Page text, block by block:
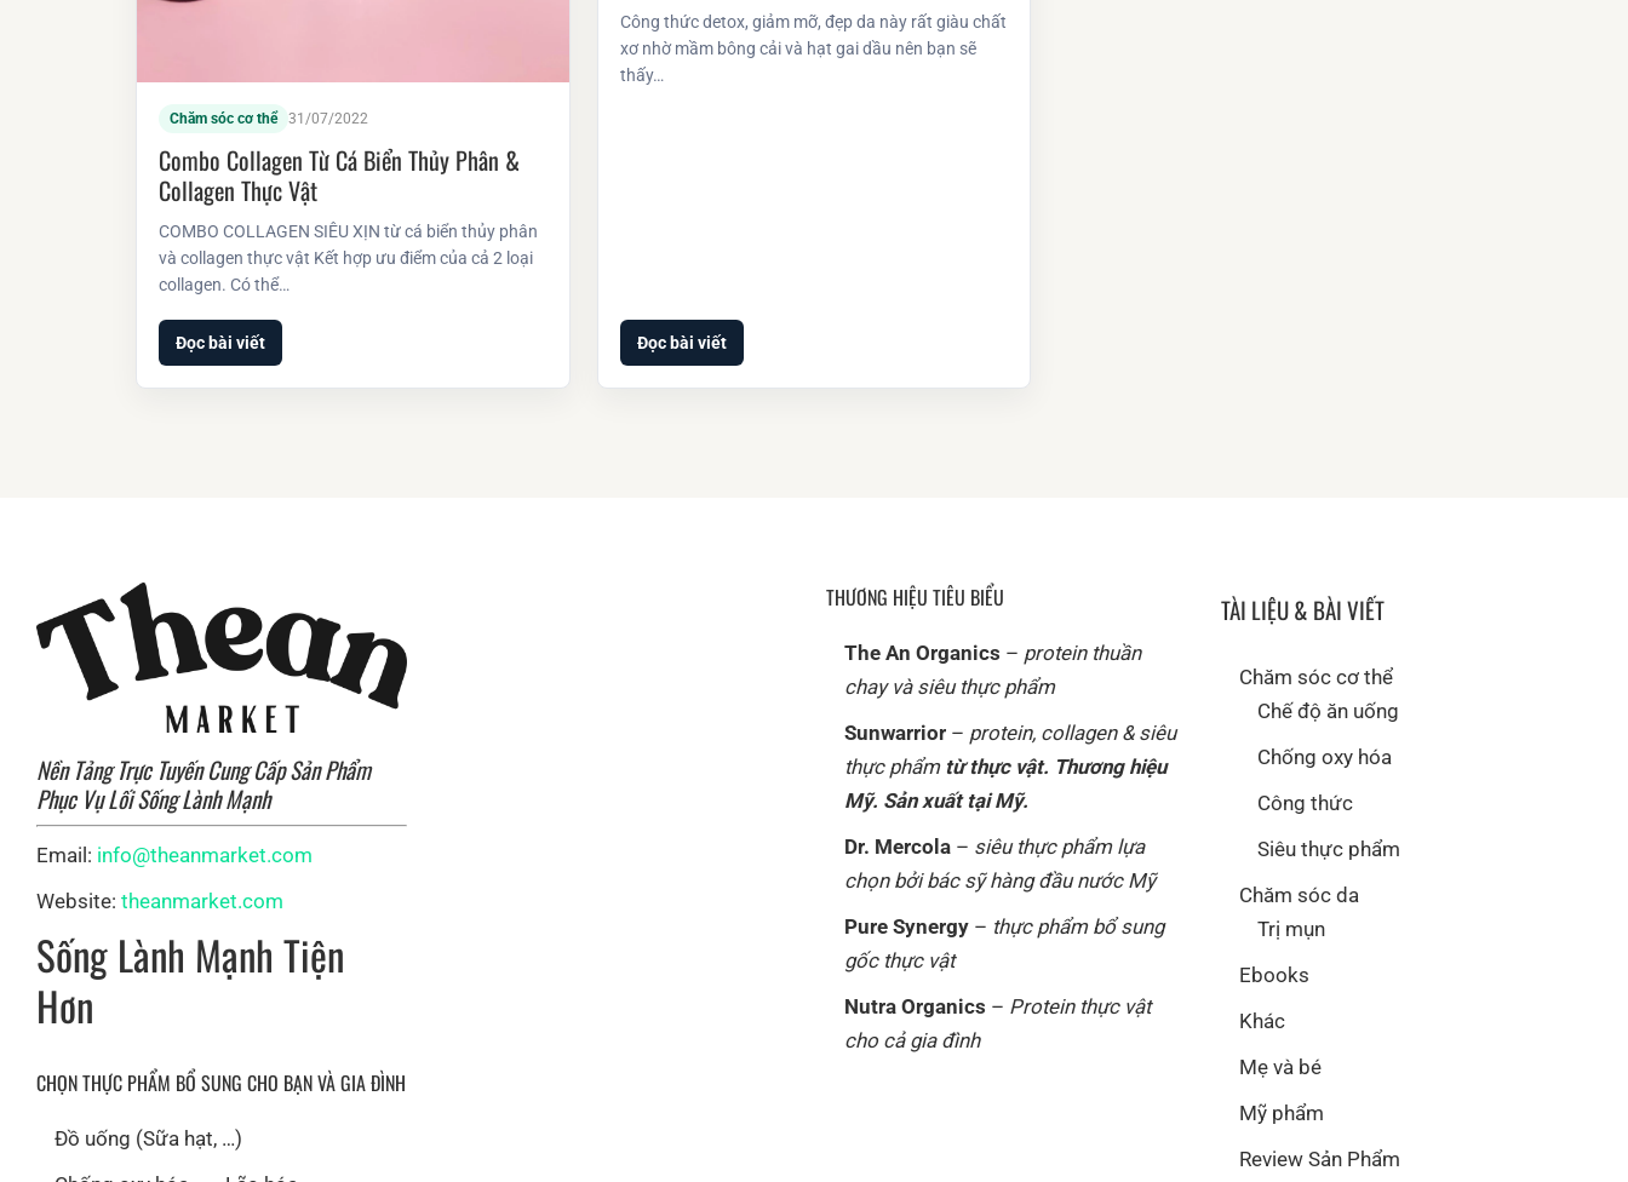
Chăm sóc cơ thể 31/07/2022
Combo Collagen Từ Cá Biển Thủy Phân &
Collagen Thực Vật
COMBO COLLAGEN SIÊU XỊN từ cá biển thủy phân
và collagen thực vật Kết hợp ưu điểm của cả 2 loại
collagen. Có thể…
Đọc bài viết
Công thức detox, giảm mỡ, đẹp da này rất giàu chất
xơ nhờ mầm bông cải và hạt gai dầu nên bạn sẽ
thấy…
Đọc bài viết
Nền Tảng Trực Tuyến Cung Cấp Sản Phẩm
Phục Vụ Lối Sống Lành Mạnh
Email: info@theanmarket.com
Website: theanmarket.com
Sống Lành Mạnh Tiện
Hơn
CHỌN THỰC PHẨM BỔ SUNG CHO BẠN VÀ GIA ĐÌNH
Đồ uống (Sữa hạt, …)
THƯƠNG HIỆU TIÊU BIỂU
The An Organics – protein thuần
chay và siêu thực phẩm
Sunwarrior – protein, collagen & siêu
thực phẩm từ thực vật. Thương hiệu
Mỹ. Sản xuất tại Mỹ.
Dr. Mercola – siêu thực phẩm lựa
chọn bởi bác sỹ hàng đầu nước Mỹ
Pure Synergy – thực phẩm bổ sung
gốc thực vật
Nutra Organics – Protein thực vật
cho cả gia đình
TÀI LIỆU & BÀI VIẾT
Chăm sóc cơ thể
Chế độ ăn uống
Chống oxy hóa
Công thức
Siêu thực phẩm
Chăm sóc da
Trị mụn
Ebooks
Khác
Mẹ và bé
Mỹ phẩm
Review Sản Phẩm